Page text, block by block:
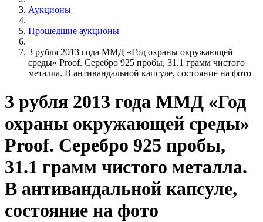
Аукционы
Прошедшие аукционы
3 рубля 2013 года ММД «Год охраны окружающей
среды» Proof. Серебро 925 пробы, 31.1 грамм чистого
металла. В антивандальной капсуле, состояние на фото
3 рубля 2013 года ММД «Год
охраны окружающей среды»
Proof. Серебро 925 пробы,
31.1 грамм чистого металла.
В антивандальной капсуле,
состояние на фото